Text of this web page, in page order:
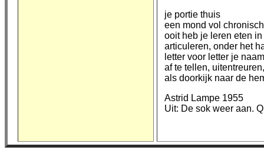
je portie thuis
een mond vol
ooit heb je leren eten
articuleren, onder het
letter voor letter je
af te tellen,
als doorkijk naar de
Astrid Lampe 1955
Uit: De sok weer aan.